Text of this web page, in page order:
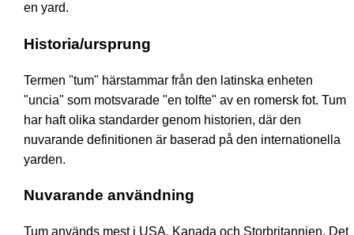
en yard.
Historia/ursprung
Termen "tum" härstammar från den latinska enheten
"uncia" som motsvarade "en tolfte" av en romersk fot. Tum
har haft olika standarder genom historien, där den
nuvarande definitionen är baserad på den internationella
yarden.
Nuvarande användning
Tum används mest i USA, Kanada och Storbritannien. Det